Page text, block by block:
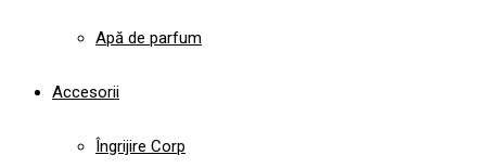
Apă de parfum
Accesorii
Îngrijire Corp